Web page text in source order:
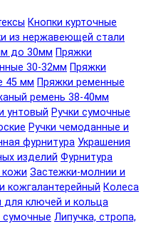
Кнопки курточные
из нержавеющей стали
до 30мм Пряжки
30-32мм Пряжки
45 мм Пряжки ременные
ремень 38-40мм
унтовый Ручки сумочные
Ручки чемоданные и
фурнитура Украшения
изделий Фурнитура
кожи Застежки-молнии и
кожгалантерейный Колеса
для ключей и кольца
сумочные Липучка, стропа,